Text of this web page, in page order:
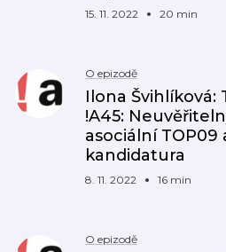
15. 11. 2022 20 min
O epizodě
Ilona Švihlíková:
!A45:
asociální TOP09
kandidatura
8. 11. 2022 16 min
O epizodě